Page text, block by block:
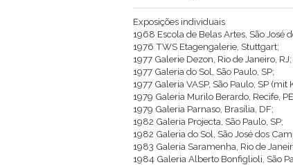
Exposições individuais
1968 Escola de Belas Artes, São
1976 TWS Etagengalerie, Stuttgart;
1977 Galerie Dezon, Rio de Janeiro, RJ;
1977 Galeria do Sol, São Paulo, SP;
1977 Galeria VASP, São Paulo, SP
1979 Galeria Murilo Berardo, Recife,
1979 Galeria Parnaso, Brasília, DF;
1982 Galeria Projecta, São Paulo, SP;
1982 Galeria do Sol, São José dos
1983 Galeria Saramenha, Rio de
1984 Galeria Alberto Bonfiglioli, São